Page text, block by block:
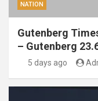
NATION
Gutenberg
– Gutenberg
5 days ago